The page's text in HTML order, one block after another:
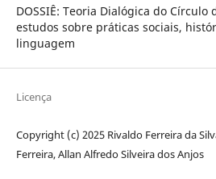
DOSSIÊ: Teoria Dialógica do Círculo
estudos sobre práticas sociais,
linguagem
Licença
Copyright (c) 2025 Rivaldo Ferreira da
Ferreira, Allan Alfredo Silveira dos Anjos